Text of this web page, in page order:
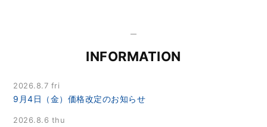
INFORMATION
2026.8.7 fri
9月4日（金）価格改定のお知らせ
2026.8.6 thu